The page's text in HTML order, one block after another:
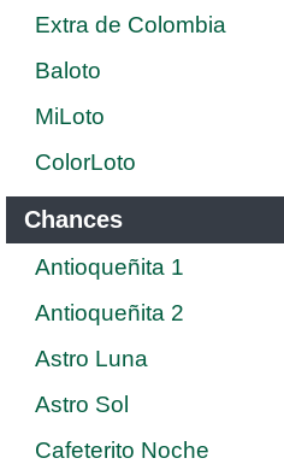
Extra de Colombia
Baloto
MiLoto
ColorLoto
Chances
Antioqueñita 1
Antioqueñita 2
Astro Luna
Astro Sol
Cafeterito Noche